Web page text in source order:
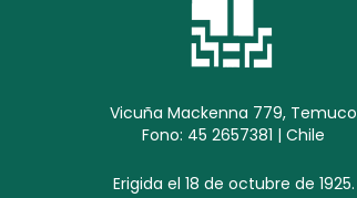
Vicuña Mackenna 779, Temuco
Fono: 45 2657381 | Chile
Erigida el 18 de octubre de 1925.